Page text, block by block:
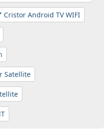
Cristor Android TV WIFI
Satellite